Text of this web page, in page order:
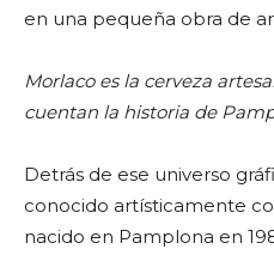
en una pequeña obra de
Morlaco es la cerveza
cuentan la historia de
Detrás de ese universo
conocido artísticamente
nacido en Pamplona en